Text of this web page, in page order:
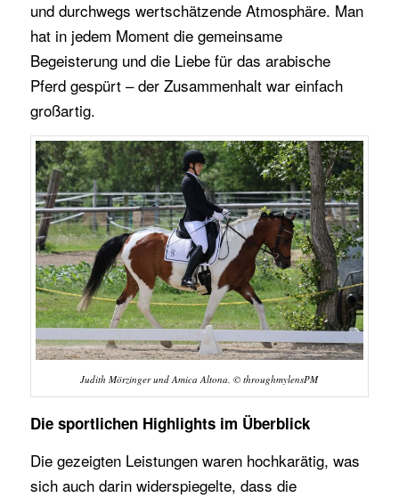
und durchwegs wertschätzende Atmosphäre. Man
hat in jedem Moment die gemeinsame
Begeisterung und die Liebe für das arabische
Pferd gespürt – der Zusammenhalt war einfach
großartig.
Judith Mörzinger und Amica Altona. © throughmylensPM
Die sportlichen Highlights im Überblick
Die gezeigten Leistungen waren hochkarätig, was
sich auch darin widerspiegelte, dass die